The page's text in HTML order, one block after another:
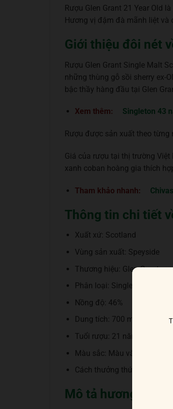
Rượu Glen Grant 21 Year Old
Hương vị đậm đà mãnh liệt và
Giới thiệu đôi nét
Rượu Glen Grant Single Malt
những thùng gỗ sồi sherry ex-
bậc thầy hàng đầu tại Glen
Xem thêm: Singleton 43
Rượu được sản xuất theo từng
Giá của rượu tại thị trường
xanh coban hoàng gia thích
Tham khảo nhanh:
Thông tin chi tiết
Xuất xứ: Scotland
Vùng sản xuất: Speyside
Thương hiệu: Glen Grant
Phân loại: Single Malt
Nồng độ: 46%
Dung tích: 700 ml
Tuổi rượu: 21 năm
Màu sắc: Màu vàng hổ
Cách thưởng thức: Uống
Mô tả hương vị rượu